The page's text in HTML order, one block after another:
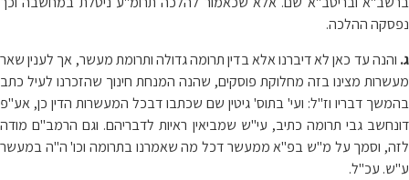
נפסקה ההלכה.
ג. והנה עד כאן לא דיברנו אלא בדין תרומה גדולה ותרומת מעשר, אך לענין שאר
מעשרות מצינו בזה מחלוקת פוסקים, שהנה המנחת חינוך שהזכרנו לעיל כתב
בהמשך דבריו וז"ל: ועי' בתוס' גיטין שם שכתבו דבכל המעשרות הדין כן, אע"פ
דונחשב גבי תרומה כתיב, עי"ש שמביאין ראיות לדבריהם. וגם הרמב"ם מודה
לזה, וסמך על מ"ש בפ"א ממעשר דכל מה שאמרנו בתרומה וכו' ה"ה במעשר
ע"ש. עכ"ל.